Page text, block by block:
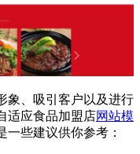
象、吸引客户以及进行
适应食品加盟店网站模
些建议供你参考：